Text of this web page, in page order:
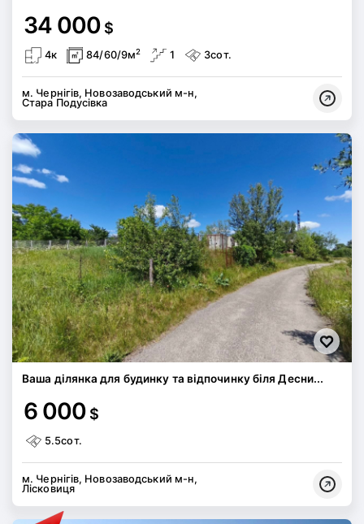
34 000 $
4к 84/60/9м2 1 3сот.
м. Чернігів, Новозаводський м-н,
Стара Подусівка
Ваша ділянка для будинку та відпочинку біля Десни...
6 000 $
5.5сот.
м. Чернігів, Новозаводський м-н,
Лісковиця